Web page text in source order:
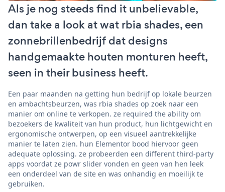
Als je nog steeds find it unbelievable,
dan take a look at wat rbia shades, een
zonnebrillenbedrijf dat designs
handgemaakte houten monturen heeft,
seen in their business heeft.
Een paar maanden na getting hun bedrijf op lokale beurzen
en ambachtsbeurzen, was rbia shades op zoek naar een
manier om online te verkopen. ze required the ability om
bezoekers de kwaliteit van hun product, hun lichtgewicht en
ergonomische ontwerpen, op een visueel aantrekkelijke
manier te laten zien. hun Elementor bood hiervoor geen
adequate oplossing. ze probeerden een different third-party
apps voordat ze powr slider vonden en geen van hen leek
een onderdeel van de site en was onhandig en moeilijk te
gebruiken.